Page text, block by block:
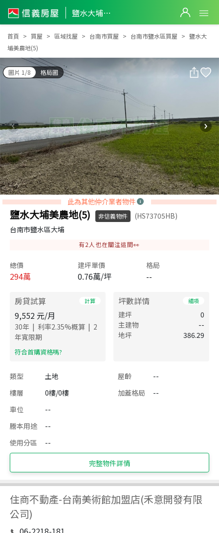
鹽水大埔美農地(5)
鹽水大埔美農地(5)
首頁 買屋 區域找屋 台南市買屋 台南市鹽水區買屋
鹽水大
埔美農地(5)
圖片 1/8 格局圖
此為其他仲介業者物件
鹽水大埔美農地(5) 非信義物件
(HS73705HB)
台南市鹽水區大埔
有2 人也在關注這間👀
總價
294萬
建坪單價
0.76萬/坪
格局
--
房貸試算 計算
9,552 元/月
30年 | 利率2.35%概算 | 2
年寬限期
​符合首購資格嗎?
坪數詳情 細項
建坪
0
主建物
--
地坪
386.29
類型 土地 屋齡
--
樓層
0樓/0樓 加蓋格局
--
車位
--
謄本用途
--
使用分區
--
完整物件詳情
住商不動產-台南美術館加盟店(禾意開發有限
公司)